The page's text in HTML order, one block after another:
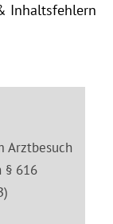
Inhaltsfehlern
Arztbesuch
§ 616